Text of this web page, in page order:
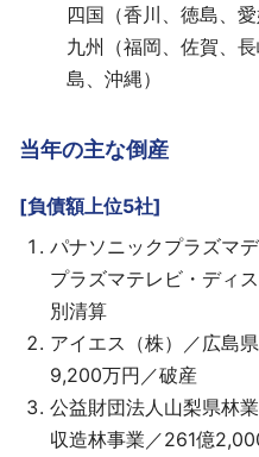
四国（香川、徳島、愛
九州（福岡、佐賀、
島、沖縄）
当年の主な倒産
[負債額上位5社]
パナソニックプラズマ
プラズマテレビ・ディ
別清算
アイエス（株）／広島
9,200万円／破産
公益財団法人山梨県林
収造林事業／261億